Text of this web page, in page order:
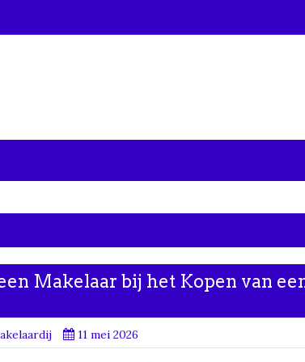
Makelaar bij het Kopen van
11 mei 2026